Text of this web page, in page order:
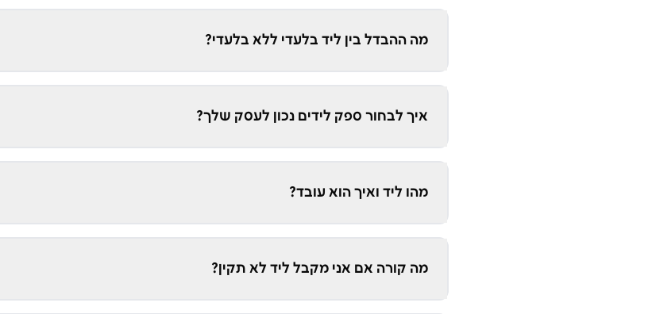
מה ההבדל בין ליד בלעדי ללא בלעדי?
איך לבחור ספק לידים נכון לעסק שלך?
מהו ליד ואיך הוא עובד?
מה קורה אם אני מקבל ליד לא תקין?